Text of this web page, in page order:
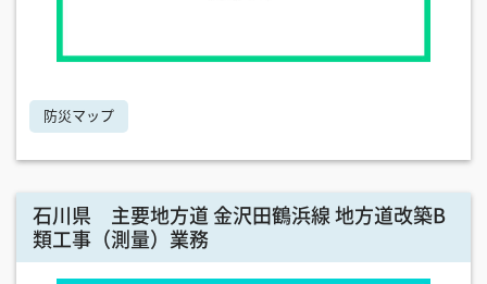
防災マップ
石川県 主要地方道 金沢田鶴浜線 地方道改築B
類工事（測量）業務